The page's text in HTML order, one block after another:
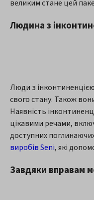
великим стане цей
Людина з
Люди з
свого стану. Також
Наявність
цікавими речами,
доступних
виробів Seni, які
Завдяки вправам